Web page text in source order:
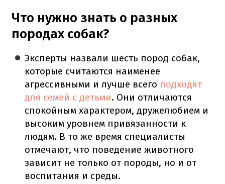
Что нужно знать о разных
породах собак?
Эксперты назвали шесть пород собак,
которые считаются наименее
агрессивными и лучше всего подходят
для семей с детьми. Они отличаются
спокойным характером, дружелюбием и
высоким уровнем привязанности к
людям. В то же время специалисты
отмечают, что поведение животного
зависит не только от породы, но и от
воспитания и среды.